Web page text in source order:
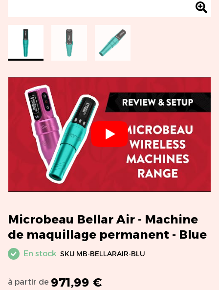
Microbeau Bellar Air - Machine
de maquillage permanent - Blue
En stock SKU MB-BELLARAIR-BLU
à partir de 971,99 €